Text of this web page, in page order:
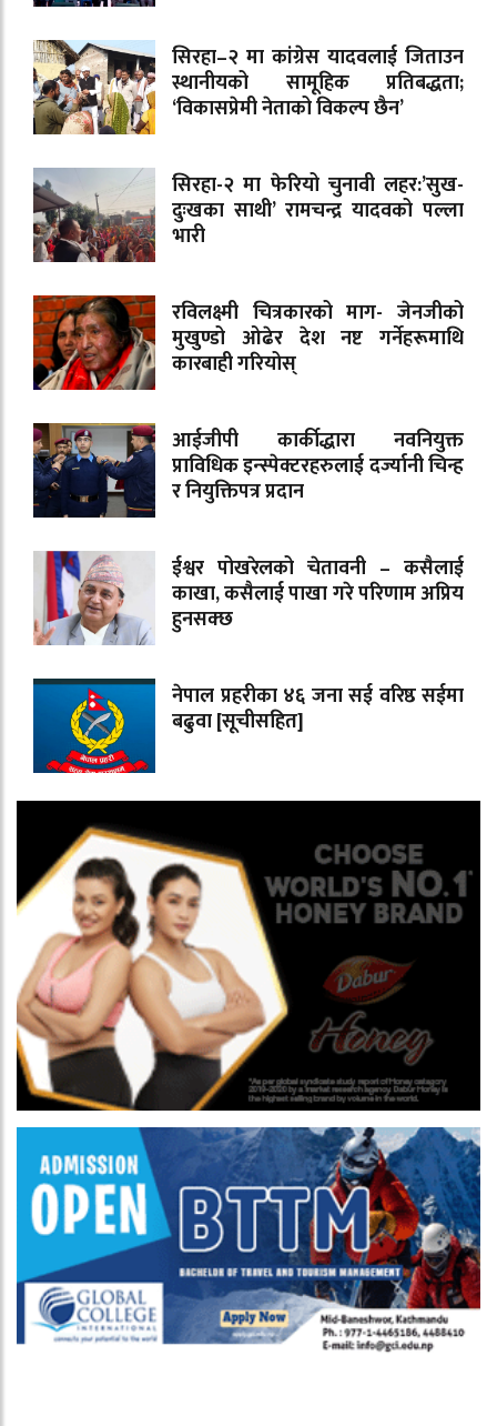
सिरहा–२ मा कांग्रेस यादवलाई जिताउन
स्थानीयको सामूहिक प्रतिबद्धता;
‘विकासप्रेमी नेताको विकल्प छैन’
सिरहा-२ मा फेरियो चुनावी लहर:’सुख-
दुःखका साथी’ रामचन्द्र यादवको पल्ला
भारी
रविलक्ष्मी चित्रकारको माग- जेनजीको
मुखुण्डो ओढेर देश नष्ट गर्नेहरूमाथि
कारबाही गरियोस्
आईजीपी कार्कीद्धारा नवनियुक्त
प्राविधिक इन्स्पेक्टरहरुलाई दर्ज्यानी चिन्ह
र नियुक्तिपत्र प्रदान
ईश्वर पोखरेलको चेतावनी – कसैलाई
काखा, कसैलाई पाखा गरे परिणाम अप्रिय
हुनसक्छ
नेपाल प्रहरीका ४६ जना सई वरिष्ठ सईमा
बढुवा [सूचीसहित]